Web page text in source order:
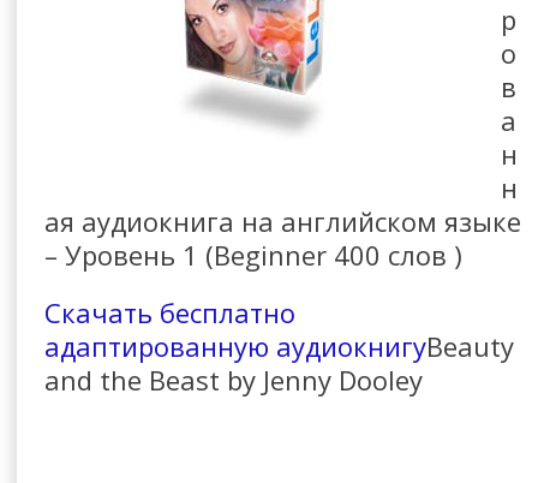
р
о
в
а
н
н
ая аудиокнига на английском языке
– Уровень 1 (Beginner 400 слов )
Скачать бесплатно
адаптированную аудиокнигуBeauty
and the Beast by Jenny Dooley